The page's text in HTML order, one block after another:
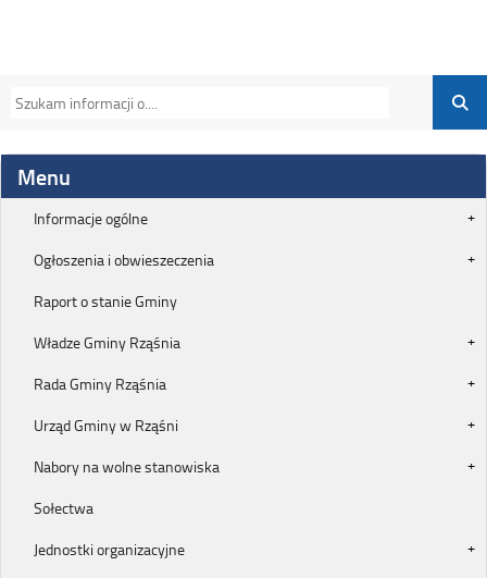
Menu
Informacje ogólne
Ogłoszenia i obwieszeczenia
Raport o stanie Gminy
Władze Gminy Rząśnia
Rada Gminy Rząśnia
Urząd Gminy w Rząśni
Nabory na wolne stanowiska
Sołectwa
Jednostki organizacyjne